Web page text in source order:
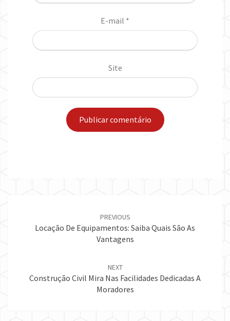
E-mail *
Site
PREVIOUS
Locação De Equipamentos: Saiba Quais São As
Vantagens
NEXT
Construção Civil Mira Nas Facilidades Dedicadas A
Moradores